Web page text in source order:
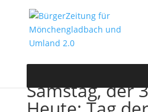
Samstag, der